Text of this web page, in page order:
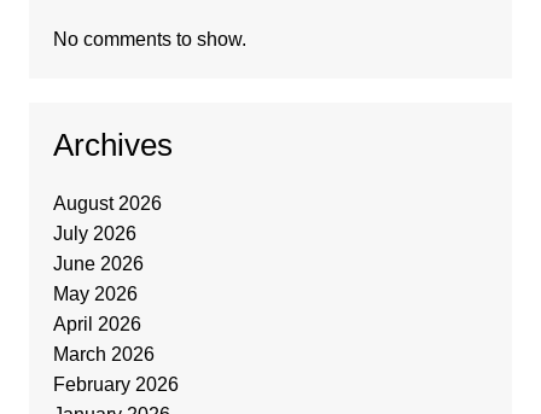
No comments to show.
Archives
August 2026
July 2026
June 2026
May 2026
April 2026
March 2026
February 2026